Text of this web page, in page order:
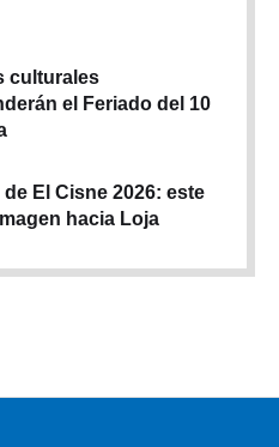
culturales
el Feriado del 10
El Cisne 2026: este
hacia Loja